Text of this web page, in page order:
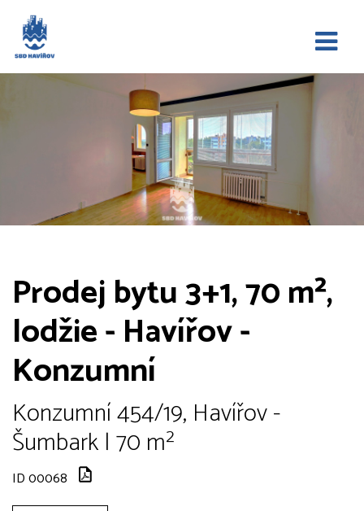
Prodej bytu 3+1, 70 m²,
lodžie - Havířov -
Konzumní
Konzumní 454/19, Havířov -
Šumbark | 70 m²
ID 00068